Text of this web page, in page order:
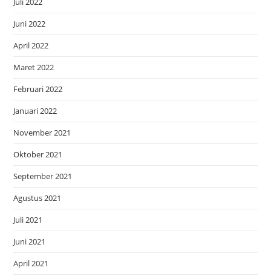
Juni 2022
April 2022
Maret 2022
Februari 2022
Januari 2022
November 2021
Oktober 2021
September 2021
Agustus 2021
Juli 2021
Juni 2021
April 2021